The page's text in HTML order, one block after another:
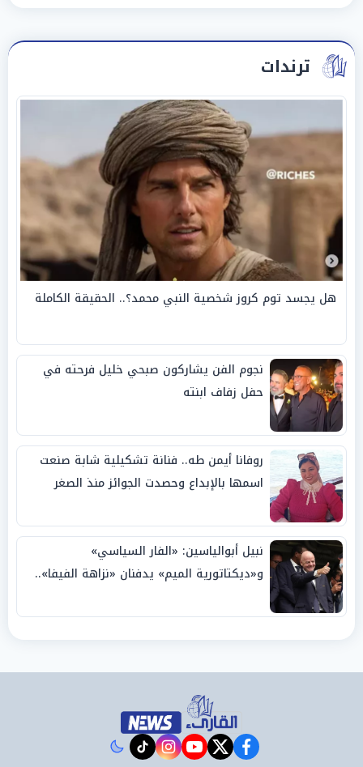
ترندات
هل يجسد توم كروز شخصية النبي محمد؟.. الحقيقة الكاملة
نجوم الفن يشاركون صبحي خليل فرحته في
حفل زفاف ابنته
روفانا أيمن طه.. فنانة تشكيلية شابة صنعت
اسمها بالإبداع وحصدت الجوائز منذ الصغر
نبيل أبوالياسين: «الفار السياسي»
و«ديكتاتورية الميم» يدفنان «نزاهة الفيفا»..
facebook
twitter
youtube
instagram
tiktok